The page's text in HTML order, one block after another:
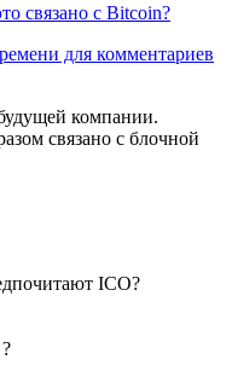
связано с Bitcoin?
для комментариев
компании.
связано с блочной
ICO?